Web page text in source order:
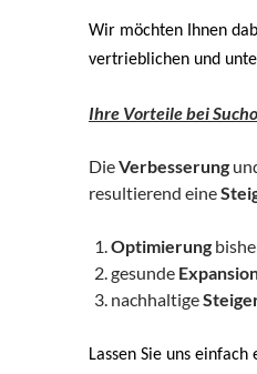
Wir möchten Ihnen
vertrieblichen und
Ihre Vorteile bei
DieVerbesserung
resultierend eine
Optimierung
gesunde
nachhaltige
Lassen Sie uns